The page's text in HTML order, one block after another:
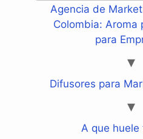
Agencia de
Colombia: Aroma
para
Difusores para
A que huele